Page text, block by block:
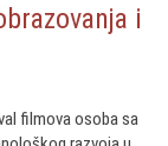
i
filmova osoba sa